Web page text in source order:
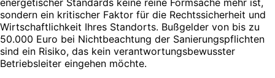
sondern ein kritischer Faktor für die Rechtssicherheit und
Wirtschaftlichkeit Ihres Standorts. Bußgelder von bis zu
50.000 Euro bei Nichtbeachtung der Sanierungspflichten
sind ein Risiko, das kein verantwortungsbewusster
Betriebsleiter eingehen möchte.